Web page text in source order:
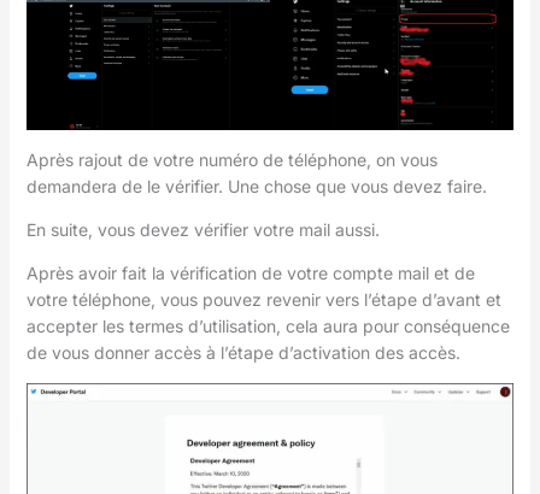
Après rajout de votre numéro de téléphone, on vous
demandera de le vérifier. Une chose que vous devez faire.
En suite, vous devez vérifier votre mail aussi.
Après avoir fait la vérification de votre compte mail et de
votre téléphone, vous pouvez revenir vers l’étape d’avant et
accepter les termes d’utilisation, cela aura pour conséquence
de vous donner accès à l’étape d’activation des accès.